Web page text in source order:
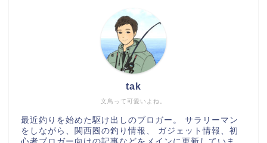
文鳥って可愛いよね。
tak
最近釣りを始めた駆け出しのブロガー。 サラリーマン
をしながら、関西圏の釣り情報、 ガジェット情報、初